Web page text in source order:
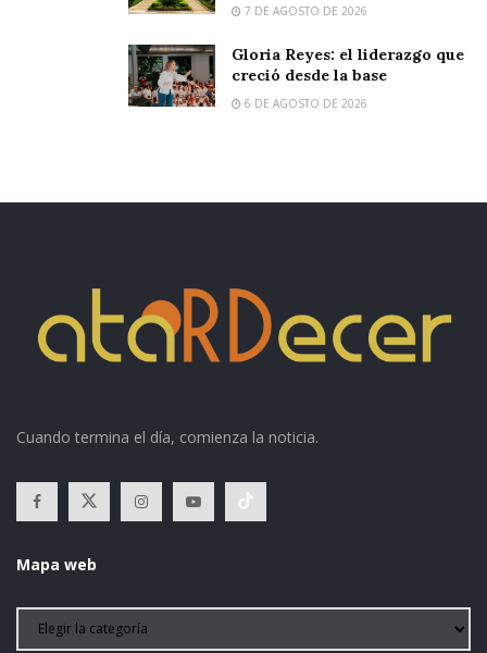
7 DE AGOSTO DE 2026
Gloria Reyes: el liderazgo que
creció desde la base
6 DE AGOSTO DE 2026
Cuando termina el día, comienza la noticia.
Mapa web